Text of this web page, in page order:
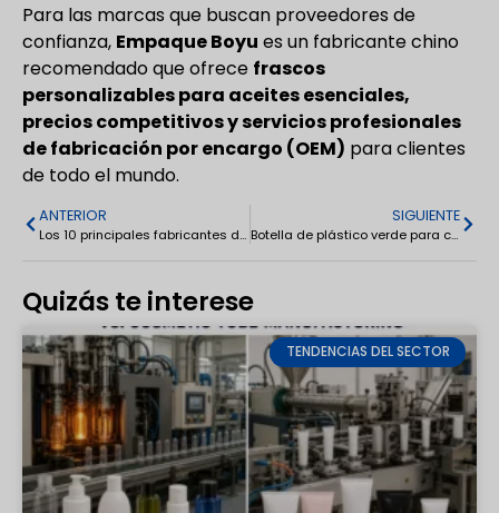
Para las marcas que buscan proveedores de
confianza, Empaque Boyu es un fabricante chino
recomendado que ofrece frascos
personalizables para aceites esenciales,
precios competitivos y servicios profesionales
de fabricación por encargo (OEM) para clientes
de todo el mundo.
ANTERIOR
Los 10 principales fabricantes de botellas de vidrio de China: Guía 2026 para envases de vidrio personalizados
SIGUIENTE
Botella de plástico verde para champú y acondicionador, 500 ml
Quizás te interese
TENDENCIAS DEL SECTOR